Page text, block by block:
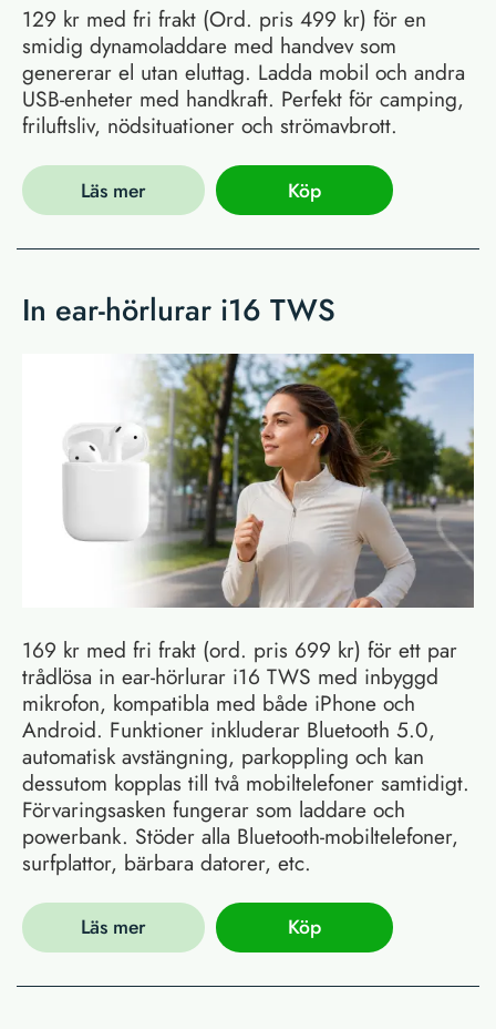
129 kr med fri frakt (Ord. pris 499 kr) för en
smidig dynamoladdare med handvev som
genererar el utan eluttag. Ladda mobil och andra
USB-enheter med handkraft. Perfekt för camping,
friluftsliv, nödsituationer och strömavbrott.
Läs mer Köp
In ear-hörlurar i16 TWS
169 kr med fri frakt (ord. pris 699 kr) för ett par
trådlösa in ear-hörlurar i16 TWS med inbyggd
mikrofon, kompatibla med både iPhone och
Android. Funktioner inkluderar Bluetooth 5.0,
automatisk avstängning, parkoppling och kan
dessutom kopplas till två mobiltelefoner samtidigt.
Förvaringsasken fungerar som laddare och
powerbank. Stöder alla Bluetooth-mobiltelefoner,
surfplattor, bärbara datorer, etc.
Läs mer Köp